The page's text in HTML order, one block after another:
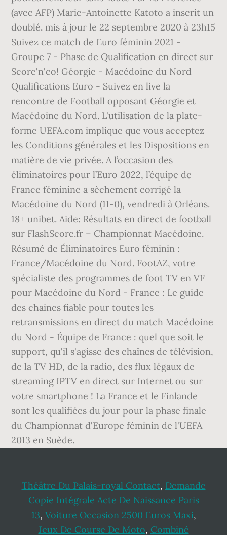
Théâtre Du Palais-royal Contact, Demande
Copie Intégrale Acte De Naissance Paris
13, Voiture Occasion 2500 Euros Maxi,
Jeux De Course De Moto, Combiné